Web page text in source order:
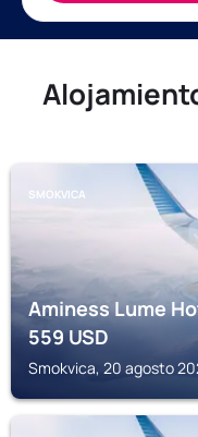
SMOKVICA
Aminess Lume
559USD
Smokvica, 20 agosto